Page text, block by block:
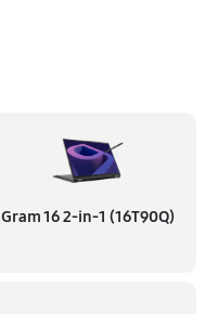
Gram 16 2-in-1 (16T90Q)